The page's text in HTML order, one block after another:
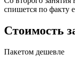
спишется по факту
Стоимость
Пакетом дешевле